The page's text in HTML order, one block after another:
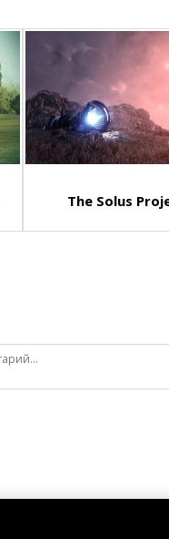
The Solus